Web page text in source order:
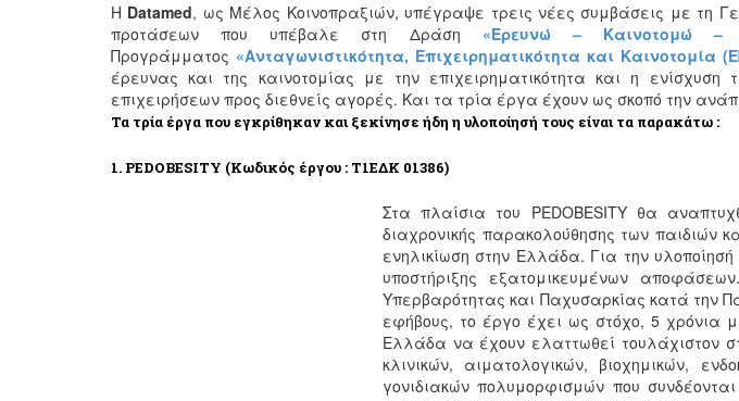
Η Datamed, ως Μέλος Κοινοπραξιών, υπέγραψε τρεις νέες συμβάσεις με τη
προτάσεων που υπέβαλε στη Δράση «Ερευνώ – Καινοτομώ –
Προγράμματος «Ανταγωνιστικότητα, Επιχειρηματικότητα και Καινοτομία
έρευνας και της καινοτομίας με την επιχειρηματικότητα και η
επιχειρήσεων προς διεθνείς αγορές. Και τα τρία έργα έχουν ως σκοπό την
Τα τρία έργα που εγκρίθηκαν και ξεκίνησε ήδη η υλοποίησή τους είναι τα παρακάτω :
1. PEDOBESITY (Κωδικός έργου : Τ1ΕΔΚ 01386)
Στα πλαίσια του PEDOBESITY θα
διαχρονικής παρακολούθησης των παιδιών
ενηλικίωση στην Ελλάδα. Για την
υποστήριξης εξατομικευμένων
Υπερβαρότητας και Παχυσαρκίας κατά την
εφήβους, το έργο έχει ως στόχο, 5 χρόνια
Ελλάδα να έχουν ελαττωθεί τουλάχιστον
κλινικών, αιματολογικών, βιοχημικών,
γονιδιακών πολυμορφισμών που